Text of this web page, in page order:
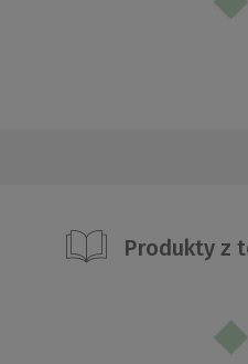
Produkty z